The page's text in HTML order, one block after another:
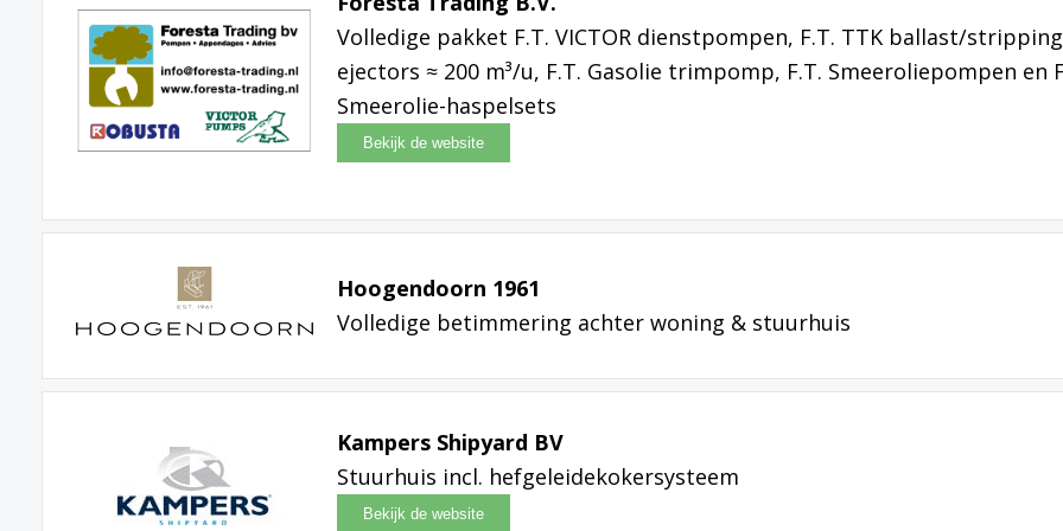
Volledige pakket F.T. VICTOR dienstpompen, F.T. TTK ballast/stripping
ejectors ≈ 200 m³/u, F.T. Gasolie trimpomp, F.T. Smeeroliepompen en
Smeerolie-haspelsets
Hoogendoorn 1961
Volledige betimmering achter woning & stuurhuis
Kampers Shipyard BV
Stuurhuis incl. hefgeleidekokersysteem